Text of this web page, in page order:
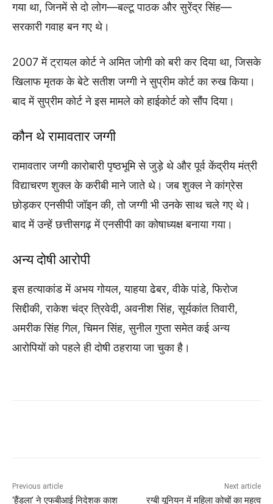
गया था, जिनमें से दो लोग—बल्टू पाठक और सुरेंद्र सिंह—
सरकारी गवाह बन गए थे।
2007 में ट्रायल कोर्ट ने अमित जोगी को बरी कर दिया था, जिसके
खिलाफ मृतक के बेटे सतीश जग्गी ने सुप्रीम कोर्ट का रुख किया।
बाद में सुप्रीम कोर्ट ने इस मामले को हाईकोर्ट को सौंप दिया।
कौन थे रामावतार जग्गी
रामावतार जग्गी कारोबारी पृष्ठभूमि से जुड़े थे और पूर्व केंद्रीय मंत्री
विद्याचरण शुक्ल के करीबी माने जाते थे। जब शुक्ल ने कांग्रेस
छोड़कर एनसीपी जॉइन की, तो जग्गी भी उनके साथ चले गए थे।
बाद में उन्हें छत्तीसगढ़ में एनसीपी का कोषाध्यक्ष बनाया गया।
अन्य दोषी आरोपी
इस हत्याकांड में अभय गोयल, याहया ढेबर, वीके पांडे, फिरोज
सिद्दीकी, राकेश चंद्र त्रिवेदी, अवनीश सिंह, सूर्यकांत तिवारी,
अमरीक सिंह गिल, चिमन सिंह, सुनील गुप्ता समेत कई अन्य
आरोपियों को पहले ही दोषी ठहराया जा चुका है।
Previous article
‘हैंडला’ ने एफबीआई निदेशक काश
Next article
रग्बी यूनियन में महिला कोचों का महत्व